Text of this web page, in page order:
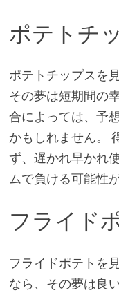
ポテトチ
ポテトチップスを
その夢は短期間の
合によっては、予
かもしれません。
ず、遅かれ早かれ
ムで負ける可能性
フライド
フライドポテトを
なら、その夢は良